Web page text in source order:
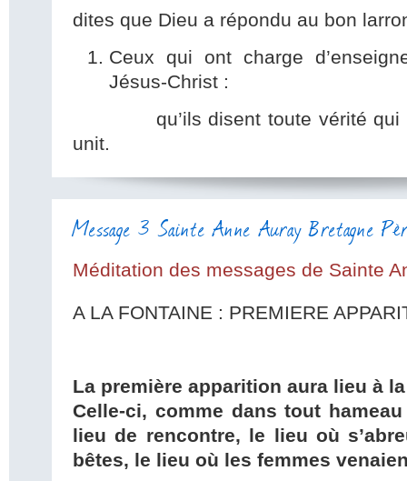
dites que Dieu a répondu au bon
Ceux qui ont charge
Jésus-Christ :
qu’ils disent toute vérité qui
unit.
Message 3 Sainte Anne Auray Bretagne
Méditation des messages de Sainte
A LA FONTAINE : PREMIERE
La première apparition aura lieu à
Celle-ci, comme dans tout
lieu de rencontre, le lieu où
bêtes, le lieu où les femmes